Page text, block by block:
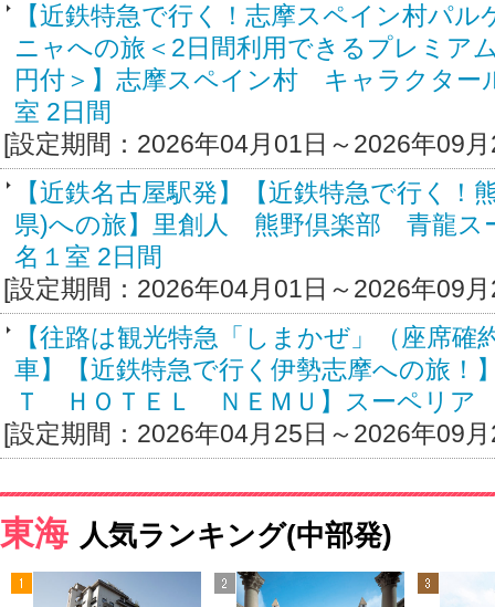
【近鉄特急で行く！志摩スペイン村パル
ニャへの旅＜2日間利用できるプレミア
円付＞】志摩スペイン村 キャラクタ
室 2日間
[設定期間：2026年04月01日～2026年09
【近鉄名古屋駅発】【近鉄特急で行く！
県)への旅】里創人 熊野倶楽部 青龍
名１室 2日間
[設定期間：2026年04月01日～2026年09
【往路は観光特急「しまかぜ」（座席確
車】【近鉄特急で行く伊勢志摩への旅
Ｔ ＨＯＴＥＬ ＮＥＭＵ】スーペリア
[設定期間：2026年04月25日～2026年09
東海 人気ランキング(中部発)